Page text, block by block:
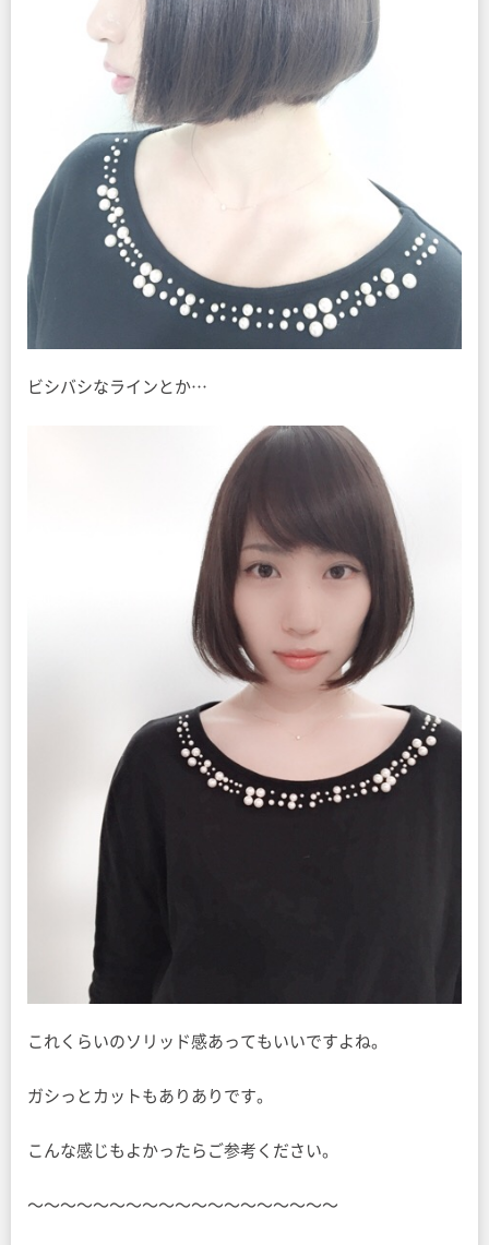
ビシバシなラインとか…
これくらいのソリッド感あってもいいですよね。
ガシっとカットもありありです。
こんな感じもよかったらご参考ください。
〜〜〜〜〜〜〜〜〜〜〜〜〜〜〜〜〜〜〜